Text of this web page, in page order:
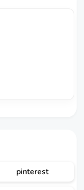
pinterest